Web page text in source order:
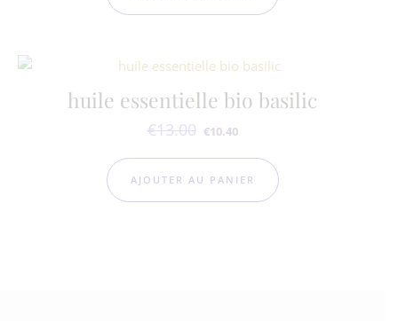
huile essentielle bio basilic
€13.00 Le prix initial était : €13.00.
€10.40Le prix actuel est : €10.40.
AJOUTER AU PANIER